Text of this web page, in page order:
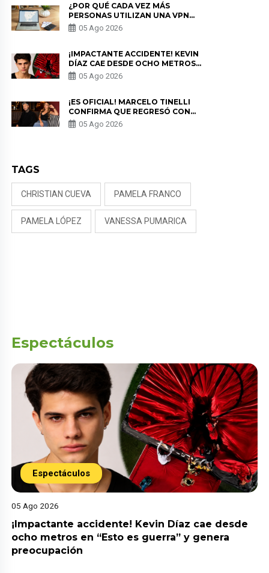
¿POR QUÉ CADA VEZ MÁS
PERSONAS UTILIZAN UNA VPN
PARA PROTEGER SU
PRIVACIDAD?
05 Ago 2026
¡IMPACTANTE ACCIDENTE! KEVIN
DÍAZ CAE DESDE OCHO METROS
EN “ESTO ES GUERRA” Y GENERA
PREOCUPACIÓN
05 Ago 2026
¡ES OFICIAL! MARCELO TINELLI
CONFIRMA QUE REGRESÓ CON
MILETT FIGUEROA: “EL AMOR
PUDO MÁS”
05 Ago 2026
TAGS
CHRISTIAN CUEVA PAMELA FRANCO
PAMELA LÓPEZ VANESSA PUMARICA
Espectáculos
Espectáculos
05 Ago 2026
¡Impactante accidente! Kevin Díaz cae desde
ocho metros en “Esto es guerra” y genera
preocupación